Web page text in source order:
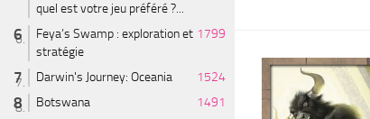
quel est votre jeu préféré ?...
Feya’s Swamp : exploration et
stratégie
1799
Darwin's Journey: Oceania
1524
Botswana
1491